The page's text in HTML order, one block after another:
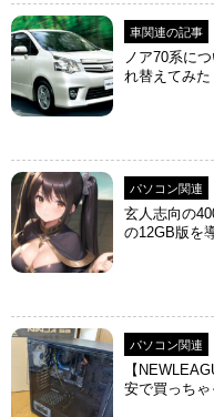
車関連の記事
ノア70系に
れ替えてみた
パソコン関連
玄人志向の
の12GB版を
パソコン関連
【
安で買っちゃ